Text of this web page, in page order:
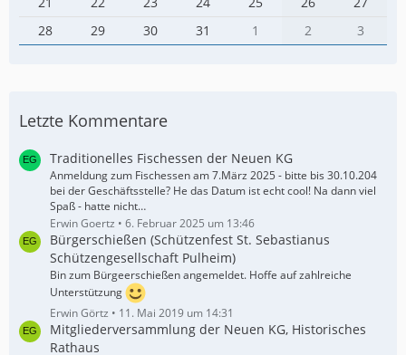
28
29 30 31 1 2 3
Letzte Kommentare
Traditionelles Fischessen der Neuen KG
Anmeldung zum Fischessen am 7.März 2025 - bitte bis 30.10.204
bei der Geschäftsstelle? He das Datum ist echt cool! Na dann viel
Spaß - hatte nicht…
Erwin Goertz
6. Februar 2025 um 13:46
Bürgerschießen (Schützenfest St. Sebastianus
Schützengesellschaft Pulheim)
Bin zum Bürgeerschießen angemeldet. Hoffe auf zahlreiche
Unterstützung
Erwin Görtz
11. Mai 2019 um 14:31
Mitgliederversammlung der Neuen KG, Historisches
Rathaus